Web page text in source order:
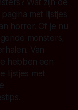
met lijstjes
horror. Of je nu
monsters,
Van
hebben een
lijstjes met